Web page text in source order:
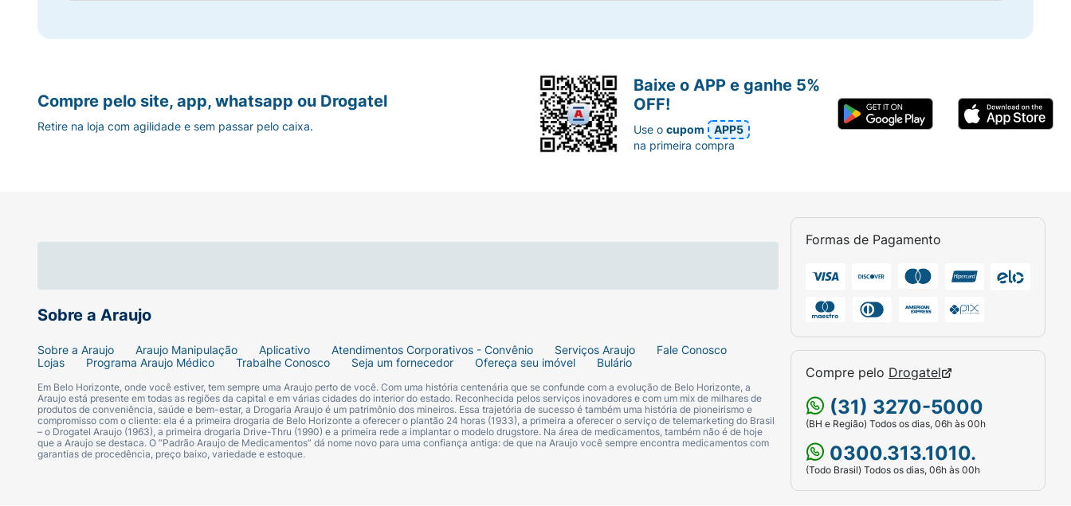
Sobre a Araujo
Sobre a Araujo Araujo Manipulação Aplicativo Atendimentos Corporativos - Convênio Serviços Araujo
Fale Conosco
Lojas
Programa Araujo Médico Trabalhe Conosco Seja um fornecedor Ofereça seu imóvel Bulário
Em Belo Horizonte, onde você estiver, tem sempre uma Araujo perto de você. Com uma história centenária que se confunde com a evolução de Belo Horizonte, a
Araujo está presente em todas as regiões da capital e em várias cidades do interior do estado. Reconhecida pelos serviços inovadores e com um mix de milhares de
produtos de conveniência, saúde e bem-estar, a Drogaria Araujo é um patrimônio dos mineiros. Essa trajetória de sucesso é também uma história de pioneirismo e
compromisso com o cliente: ela é a primeira drogaria de Belo Horizonte a oferecer o plantão 24 horas (1933), a primeira a oferecer o serviço de telemarketing do Brasil
– o Drogatel Araujo (1963), a primeira drogaria Drive-Thru (1990) e a primeira rede a implantar o modelo drugstore. Na área de medicamentos, também não é de hoje
que a Araujo se destaca. O “Padrão Araujo de Medicamentos” dá nome novo para uma confiança antiga: de que na Araujo você sempre encontra medicamentos com
garantias de procedência, preço baixo, variedade e estoque.
Formas de Pagamento
Compre pelo Drogatel
(31) 3270-5000
(BH e Região) Todos os dias, 06h às 00h
0300.313.1010.
(Todo Brasil) Todos os dias, 06h às 00h
Compre pelo site, app, whatsapp ou Drogatel
Retire na loja com agilidade e sem passar pelo caixa.
Baixe o APP e ganhe 5%
OFF!
Use ocupom
APP5
na primeira compra